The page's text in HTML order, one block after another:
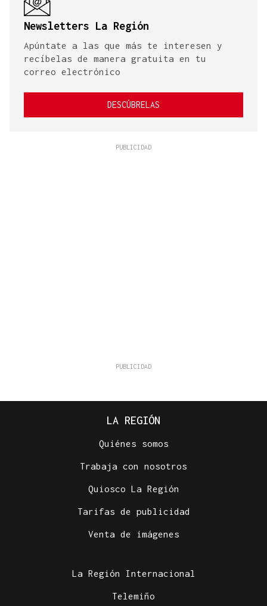
Newsletters La Región
Apúntate a las que más te interesen y
recíbelas de manera gratuita en tu
correo electrónico
DESCÚBRELAS
LA REGIÓN
Quiénes somos
Trabaja con nosotros
Quiosco La Región
Tarifas de publicidad
Venta de imágenes
La Región Internacional
Telemiño